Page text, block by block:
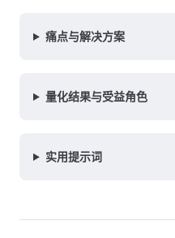
痛点与解决方案
量化结果与受益角色
实用提示词